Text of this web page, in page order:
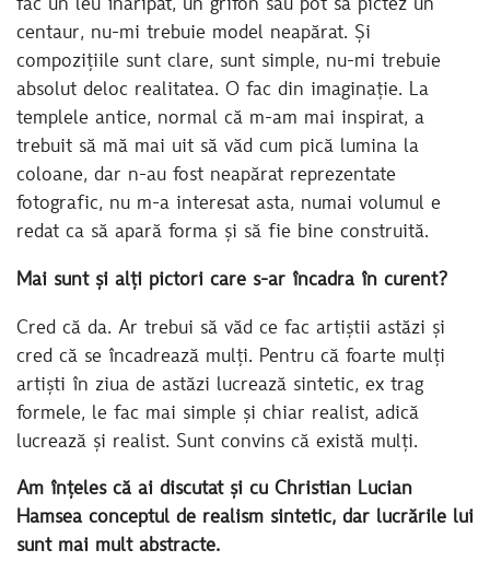
fac un leu înaripat, un grifon sau pot sa pictez un
centaur, nu-mi trebuie model neapărat. Și
compozițiile sunt clare, sunt simple, nu-mi trebuie
absolut deloc realitatea. O fac din imaginație. La
templele antice, normal că m-am mai inspirat, a
trebuit să mă mai uit să văd cum pică lumina la
coloane, dar n-au fost neapărat reprezentate
fotografic, nu m-a interesat asta, numai volumul e
redat ca să apară forma și să fie bine construită.
Mai sunt și alți pictori care s-ar încadra în curent?
Cred că da. Ar trebui să văd ce fac artiștii astăzi și
cred că se încadrează mulți. Pentru că foarte mulți
artiști în ziua de astăzi lucrează sintetic, ex trag
formele, le fac mai simple și chiar realist, adică
lucrează și realist. Sunt convins că există mulți.
Am înțeles că ai discutat și cu Christian Lucian
Hamsea conceptul de realism sintetic, dar lucrările lui
sunt mai mult abstracte.